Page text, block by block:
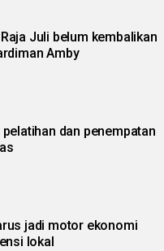
Juli belum kembalikan
Amby
dan penempatan
jadi motor ekonomi
lokal